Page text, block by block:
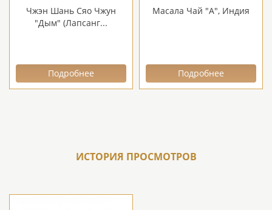
Шань Сяо Чжун
"Дым" (Лапсанг...
Подробнее
Масала Чай "А", Индия
Подробнее
ИСТОРИЯ ПРОСМОТРОВ